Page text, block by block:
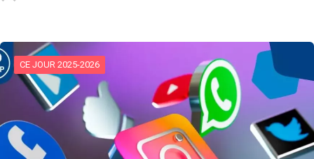
CE JOUR 2025-2026